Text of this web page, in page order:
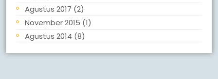
Agustus 2017 (2)
November 2015 (1)
Agustus 2014 (8)